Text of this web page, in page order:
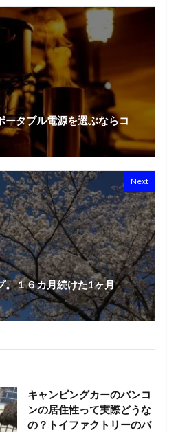
ータブル電源を選ぶならコ
Next
。１６カ月続けた1ヶ月
キャンピングカーのバンコ
ンの居住性って実際どうな
の？トイファクトリーのバ